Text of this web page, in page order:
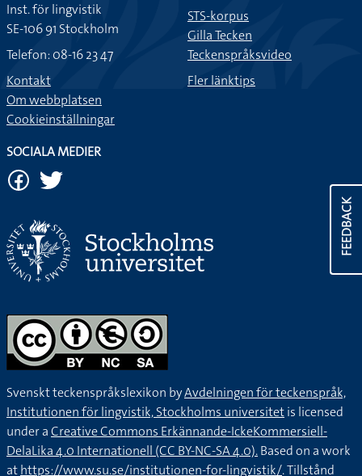
FEEDBACK
Inst. för lingvistik
SE-106 91 Stockholm
Telefon: 08-16 23 47
Kontakt
Om webbplatsen
Cookieinställningar
STS-korpus
Gilla Tecken
Teckenspråksvideo
Fler länktips
SOCIALA MEDIER
Svenskt teckenspråkslexikon byAvdelningen för teckenspråk,
Institutionen för lingvistik, Stockholms universitetis licensed
under aCreative Commons Erkännande-IckeKommersiell-
DelaLika 4.0 Internationell (CC BY-NC-SA 4.0).Based on a work
athttps://www.su.se/institutionen-for-lingvistik/. Tillstånd